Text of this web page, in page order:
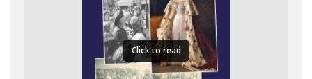
Click to read